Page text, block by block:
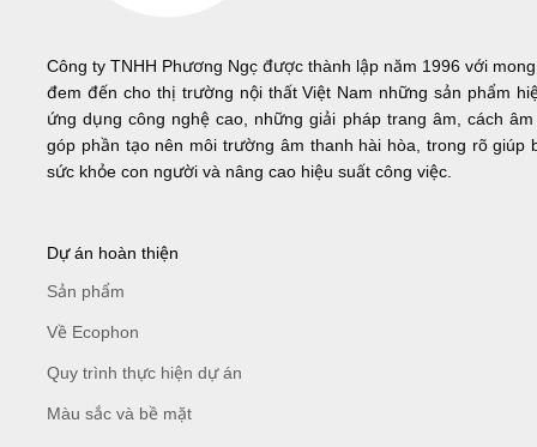
Công ty TNHH Phương Ngọc được thành lập năm 1996 với
đem đến cho thị trường nội thất Việt Nam những sản phẩm
ứng dụng công nghệ cao, những giải pháp trang âm, cách
góp phần tạo nên môi trường âm thanh hài hòa, trong rõ giúp
sức khỏe con người và nâng cao hiệu suất công việc.
Dự án hoàn thiện
Sản phẩm
Về Ecophon
Quy trình thực hiện dự án
Màu sắc và bề mặt